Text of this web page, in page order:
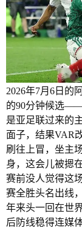
2026年7月6日的
的90分钟候选
是亚足联过来的
面子，结果VAR
刷往上冒，坐主
身，这会儿被摁
赛前没人觉得这
赛全胜头名出线
年来头一回在世
后防线稳得连媒